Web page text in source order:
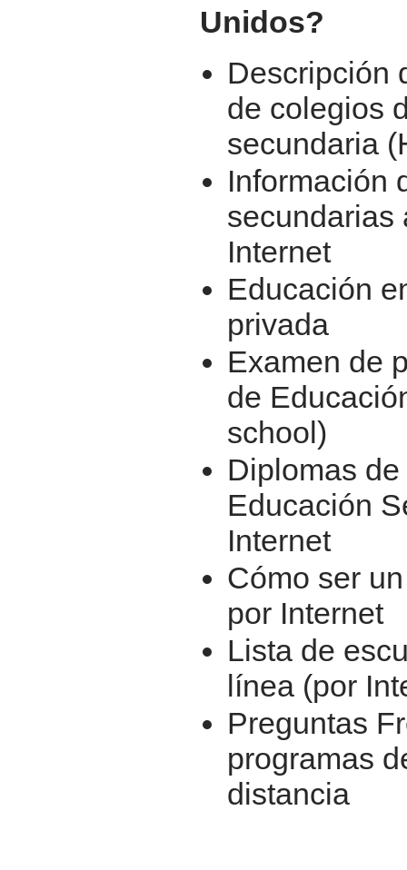
Unidos?
Descripción
de colegios
secundaria
Información
secundarias
Internet
Educación
privada
Examen de
de
school)
Diplomas
Educación
Internet
Cómo ser
por Internet
Lista de
línea (por
Preguntas
programas
distancia